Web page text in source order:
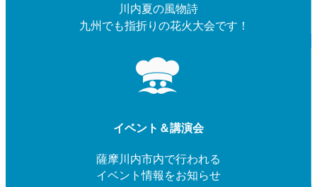
川内夏の風物詩
九州でも指折りの花火大会です！
イベント＆講演会
薩摩川内市内で行われる
イベント情報をお知らせ